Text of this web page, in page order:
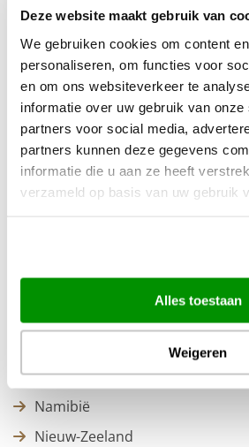
Deze website maakt gebruik van
We gebruiken cookies om content
personaliseren, om functies voor
en om ons websiteverkeer te
informatie over uw gebruik van onze
partners voor social media,
partners kunnen deze gegevens
informatie die u aan ze heeft
verzameld op basis van uw gebruik
Alles toestaan
Weigeren
Australië
Bali
Bonaire
Botswana
Canada
Costa Rica
Curaçao
Mexico
Namibië
Nieuw-Zeeland